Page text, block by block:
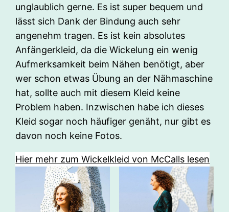
unglaublich gerne. Es ist super bequem und
lässt sich Dank der Bindung auch sehr
angenehm tragen. Es ist kein absolutes
Anfängerkleid, da die Wickelung ein wenig
Aufmerksamkeit beim Nähen benötigt, aber
wer schon etwas Übung an der Nähmaschine
hat, sollte auch mit diesem Kleid keine
Problem haben. Inzwischen habe ich dieses
Kleid sogar noch häufiger genäht, nur gibt es
davon noch keine Fotos.
Hier mehr zum Wickelkleid von McCalls lesen